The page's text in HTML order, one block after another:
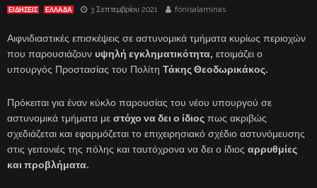
ΕΙΔΗΣΕΙΣ ΕΛΛΑΔΑ 3 Σεπτεμβρίου 2021 fonisalaminas
Αιφνιδιαστικές επισκέψεις σε αστυνομικά τμήματα κυρίως περιοχών
που παρουσιάζουν υψηλή εγκληματικότητα, ετοιμάζει ο
υπουργός Προστασίας του Πολίτη Τάκης Θεοδωρικάκος.
Πρόκειται για έναν κύκλο παρουσίας του νέου υπουργού σε
αστυνομικά τμήματα με στόχο να δει ο ίδιος πως ακριβώς
σχεδιάζεται και εφαρμόζεται το επιχειρησιακό σχέδιο αστυνόμευσης
στις γειτονιές της πόλης και ταυτόχρονα να δει ο ίδιος αρρυθμίες
και προβλήματα.